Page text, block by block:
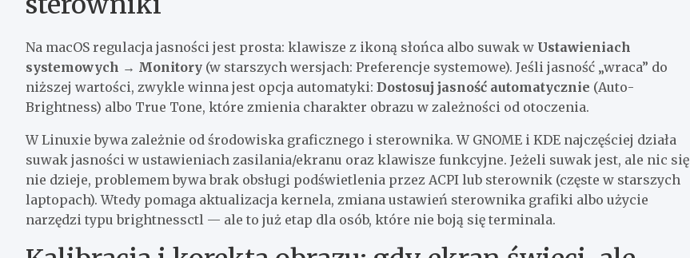
Na macOS regulacja jasności jest prosta: klawisze z ikoną słońca albo suwak w Ustawieniach
systemowych → Monitory (w starszych wersjach: Preferencje systemowe). Jeśli jasność „wraca” do
niższej wartości, zwykle winna jest opcja automatyki: Dostosuj jasność automatycznie (Auto-
Brightness) albo True Tone, które zmienia charakter obrazu w zależności od otoczenia.
W Linuxie bywa zależnie od środowiska graficznego i sterownika. W GNOME i KDE najczęściej działa
suwak jasności w ustawieniach zasilania/ekranu oraz klawisze funkcyjne. Jeżeli suwak jest, ale nic się
nie dzieje, problemem bywa brak obsługi podświetlenia przez ACPI lub sterownik (częste w starszych
laptopach). Wtedy pomaga aktualizacja kernela, zmiana ustawień sterownika grafiki albo użycie
narzędzi typu brightnessctl — ale to już etap dla osób, które nie boją się terminala.